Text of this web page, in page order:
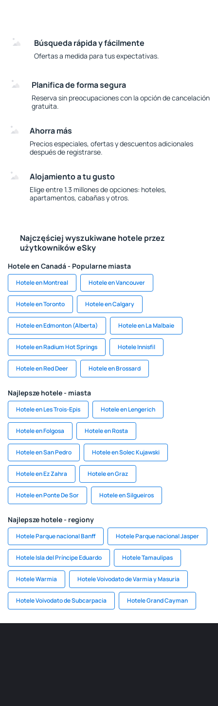
Búsqueda rápida y fácilmente
Ofertas a medida para tus expectativas.
Planifica de forma segura
Reserva sin preocupaciones con la opción de cancelación
gratuita.
Ahorra más
Precios especiales, ofertas y descuentos adicionales
después de registrarse.
Alojamiento a tu gusto
Elige entre 1.3 millones de opciones: hoteles,
apartamentos, cabañas y otros.
Najczęściej wyszukiwane hotele przez
użytkowników eSky
Hotele en Canadá - Popularne miasta
Hotele en Montreal Hotele en Vancouver
Hotele en Toronto Hotele en Calgary
Hotele en Edmonton (Alberta) Hotele en La Malbaie
Hotele en Radium Hot Springs Hotele Innisfil
Hotele en Red Deer Hotele en Brossard
Najlepsze hotele - miasta
Hotele en Les Trois-Epis Hotele en Lengerich
Hotele en Folgosa Hotele en Rosta
Hotele en San Pedro Hotele en Solec Kujawski
Hotele en Ez Zahra Hotele en Graz
Hotele en Ponte De Sor Hotele en Silgueiros
Najlepsze hotele - regiony
Hotele Parque nacional Banff Hotele Parque nacional Jasper
Hotele Isla del Príncipe Eduardo Hotele Tamaulipas
Hotele Warmia Hotele Voivodato de Varmia y Masuria
Hotele Voivodato de Subcarpacia Hotele Grand Cayman